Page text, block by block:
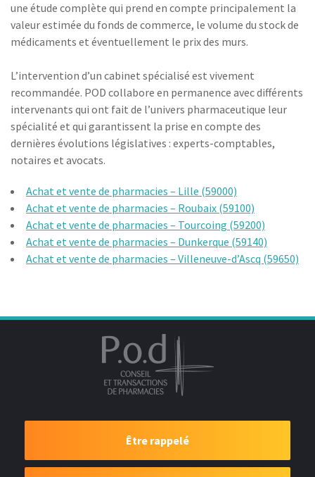
une étude complète qui prend en compte principalement la
valeur estimée du fonds de commerce, le volume du stock de
médicaments et éventuellement le prix des murs.
L’intervention d’un cabinet spécialisé est vivement
recommandée. POD collabore en permanence avec différents
intervenants qui ont fait de l’univers pharmaceutique leur
spécialité et qui garantissent la prise en compte des
dernières évolutions législatives : experts-comptables,
notaires et avocats.
Achat et vente de pharmacies – Lille (59000)
Achat et vente de pharmacies – Roubaix (59100)
Achat et vente de pharmacies – Tourcoing (59200)
Achat et vente de pharmacies – Dunkerque (59140)
Achat et vente de pharmacies – Villeneuve-d’Ascq (59650)
Être rappelé